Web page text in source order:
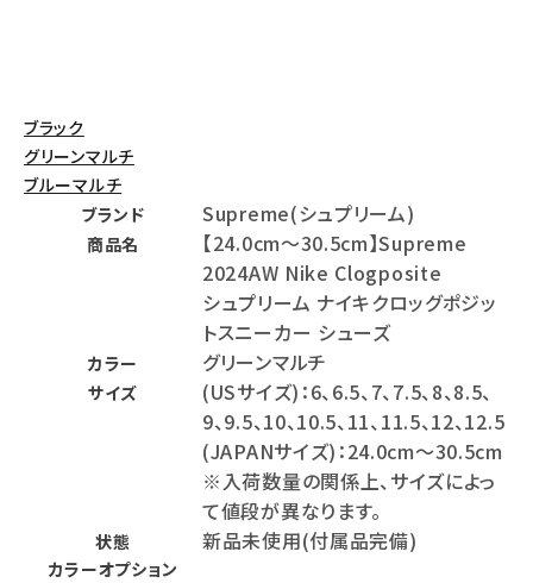
ブラック
グリーンマルチ
ブルーマルチ
ブランド
Supreme(シュプリーム)
商品名
【24.0cm～30.5cm】Supreme
2024AW Nike Clogposite
シュプリーム ナイキクロッグポジッ
トスニーカー シューズ
カラー グリーンマルチ
サイズ
(USサイズ)：6、6.5、7、7.5、8、8.5、
9、9.5、10、10.5、11、11.5、12、12.5
(JAPANサイズ)：24.0cm～30.5cm
※入荷数量の関係上、サイズによっ
て値段が異なります。
状態 新品未使用(付属品完備)
カラーオプション